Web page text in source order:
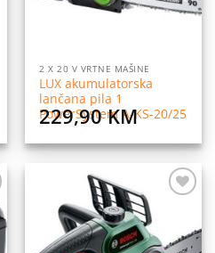
2 X 20 V VRTNE MAŠINE
LUX akumulatorska
lančana pila 1
PowerSystem A-KS-20/25
229,90KM
listu
želja